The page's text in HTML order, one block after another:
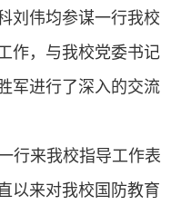
刘伟均参谋一行我校
作，与我校党委书记
军进行了深入的交流
行来我校指导工作表
以来对我校国防教育